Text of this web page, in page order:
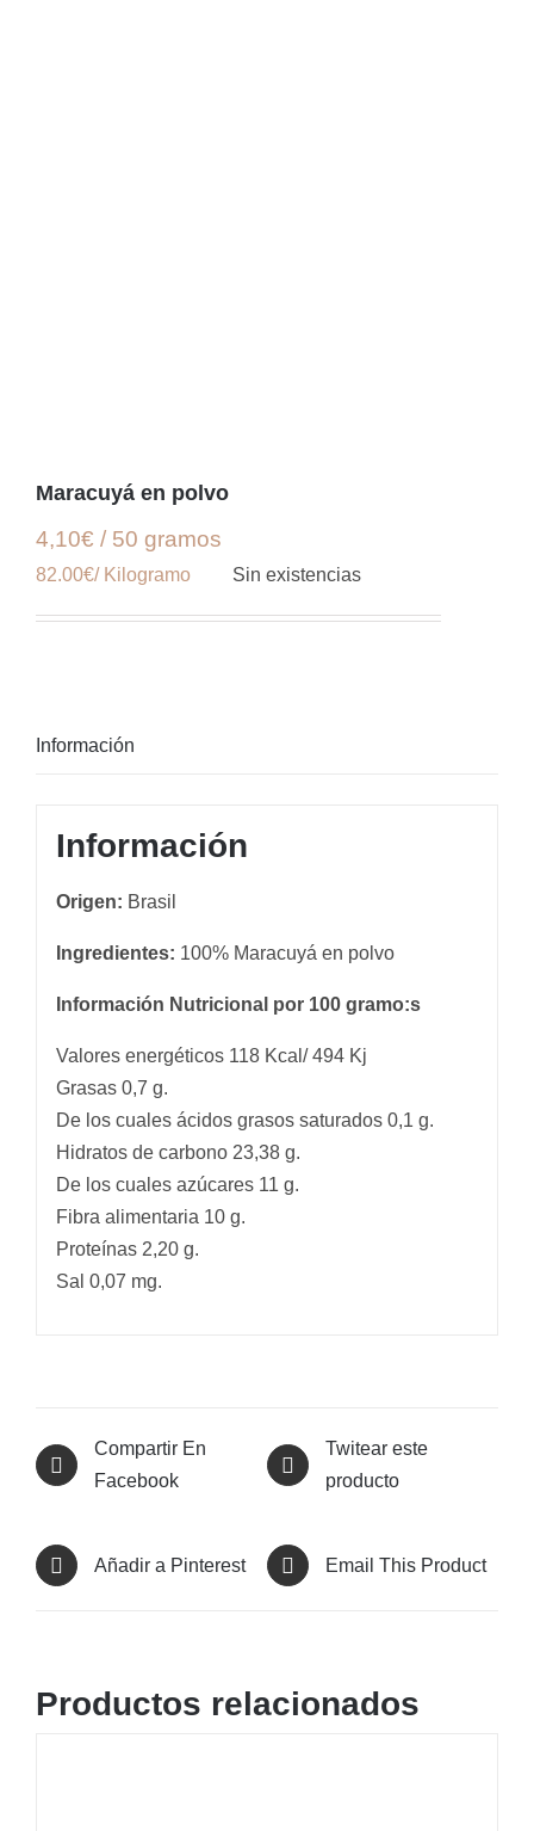
Maracuyá en polvo
4,10€ / 50 gramos
82.00€/ Kilogramo Sin existencias
Información
Información
Origen: Brasil
Ingredientes: 100% Maracuyá en polvo
Información Nutricional por 100 gramo:s
Valores energéticos 118 Kcal/ 494 Kj
Grasas 0,7 g.
De los cuales ácidos grasos saturados 0,1 g.
Hidratos de carbono 23,38 g.
De los cuales azúcares 11 g.
Fibra alimentaria 10 g.
Proteínas 2,20 g.
Sal 0,07 mg.
Compartir En
Facebook
Twitear este
producto
Añadir a Pinterest Email This Product
Productos relacionados